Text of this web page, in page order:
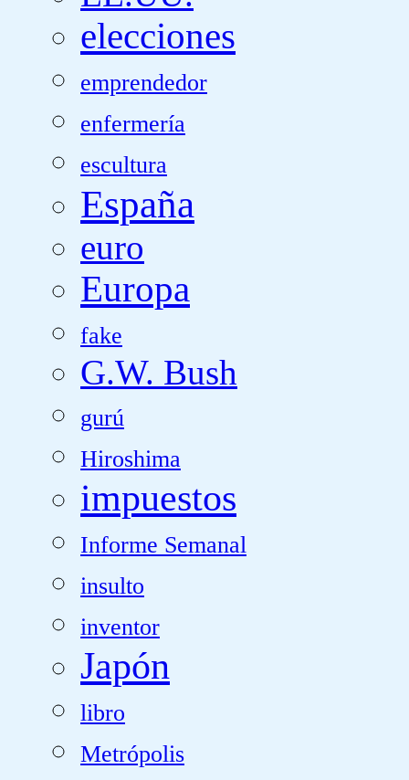
elecciones
emprendedor
enfermería
escultura
España
euro
Europa
fake
G.W. Bush
gurú
Hiroshima
impuestos
Informe Semanal
insulto
inventor
Japón
libro
Metrópolis